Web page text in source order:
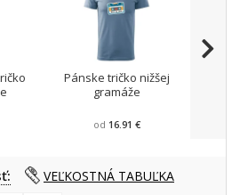
Pánske tričko nižšej
gramáže
od 16.91 €
VEĽKOSTNÁ TABUĽKA